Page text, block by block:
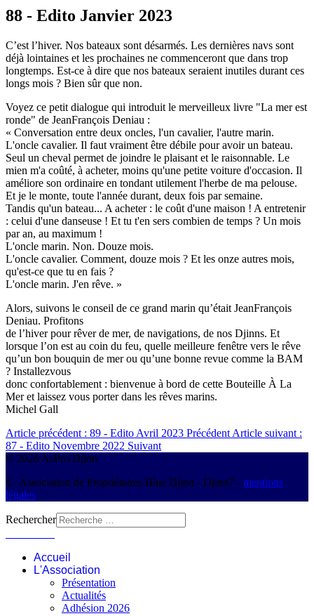
88 - Edito Janvier 2023
C’est l’hiver. Nos bateaux sont désarmés. Les dernières navs sont
déjà lointaines et les prochaines ne commenceront que dans trop
longtemps. Est-ce à dire que nos bateaux seraient inutiles durant ces
longs mois ? Bien sûr que non.
Voyez ce petit dialogue qui introduit le merveilleux livre "La mer est
ronde" de JeanFrançois Deniau :
« Conversation entre deux oncles, l'un cavalier, l'autre marin.
L'oncle cavalier. Il faut vraiment être débile pour avoir un bateau.
Seul un cheval permet de joindre le plaisant et le raisonnable. Le
mien m'a coûté, à acheter, moins qu'une petite voiture d'occasion. Il
améliore son ordinaire en tondant utilement l'herbe de ma pelouse.
Et je le monte, toute l'année durant, deux fois par semaine.
Tandis qu'un bateau... A acheter : le coût d'une maison ! A entretenir
: celui d'une danseuse ! Et tu t'en sers combien de temps ? Un mois
par an, au maximum !
L'oncle marin. Non. Douze mois.
L'oncle cavalier. Comment, douze mois ? Et les onze autres mois,
qu'est-ce que tu en fais ?
L'oncle marin. J'en rêve. »
Alors, suivons le conseil de ce grand marin qu’était JeanFrançois
Deniau. Profitons
de l’hiver pour rêver de mer, de navigations, de nos Djinns. Et
lorsque l’on est au coin du feu, quelle meilleure fenêtre vers le rêve
qu’un bon bouquin de mer ou qu’une bonne revue comme la BAM
? Installezvous
donc confortablement : bienvenue à bord de cette Bouteille À La
Mer et laissez vous porter dans les rêves marins.
Michel Gall
Article précédent : 89 - Edito Avril 2023 Précédent Article suivant :
87 - Edito Novembre 2022 Suivant
© 2026 AsPro Djinn
© Association de Propriétaires Blue Djinn - Djinn7 - mentions
légales
Rechercher
Accueil
L'Association
Présentation
Actualités
Adhésion 2026